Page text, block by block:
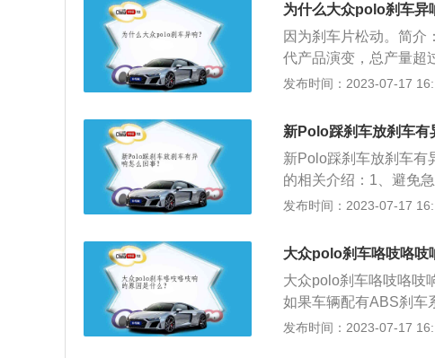
果适合安装，制动踏板
的，属于正常现象。解
现象。如果是安装不正
刹车片不匹配，产生异
多担心，这是刹车片没
就会自动消失。
对刹车系统影响甚远的
防止水分的渗入。每行
驶，换油周期要适当缩
必须马上到修理厂进行
声）。因为陶瓷刹车
（即刹车片与刹车盘）
擦材料不成熟，摩擦系
安全因素。即使刹车盘
为什么大众polo刹车异
因为刹车片松动。简介
代产品演变，总产量超
被称为德国大众的“神
动感勾勒简洁线条；镶
部异位差的灯具组合
透性雾灯，代表整车奔
显国际车型风范。
发布时间：2023-07-17
新Polo踩刹车放刹车有
新Polo踩刹车放刹车有
的相关介绍：1、避免
车时要注意缓慢刹车，
发动机的制动来降低车
档来实现减速。3、定
做四轮定位，以免车辆
4、经常检查刹车片：
要仔细的定期查看查看
发布时间：2023-07-17
大众polo刹车咯吱咯吱
大众polo刹车咯吱咯吱
如果车辆配有ABS刹车
较差时，ABS刹车系统
发布时间：2023-07-17